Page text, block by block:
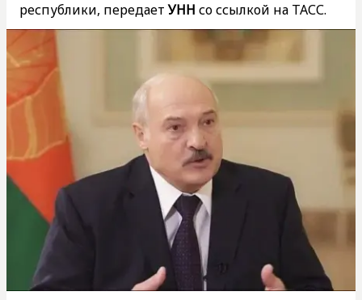
республики, передаетУНН со ссылкой на ТАСС.